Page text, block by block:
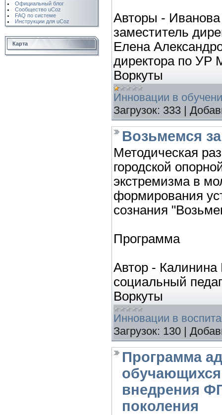
Официальный блог
Сообщество uCoz
FAQ по системе
Инструкции для uCoz
Карта
Авторы -
заместитель
Елена
директора по
Воркуты
Инновации в
Загрузок: 333
Возьмемся
Методическая
городской
экстремизма в
формирования
сознания
Программа
Автор -
социальный
Воркуты
Инновации в
Загрузок: 130
Программа
обучающихся
внедрения
поколения